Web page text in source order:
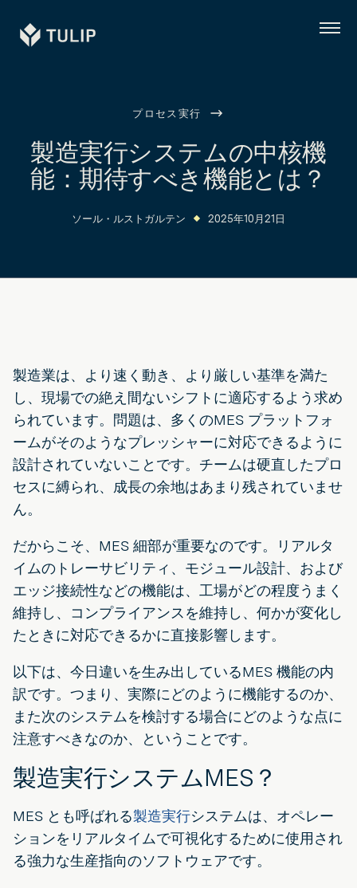
Tulip
メ
プロセス実行
製造実行システムの中核機
能：期待すべき機能とは？
ソール・ルストガルテン 2025年10月21日
製造業は、より速く動き、より厳しい基準を満た
し、現場での絶え間ないシフトに適応するよう求め
られています。問題は、多くのMES プラットフォ
ームがそのようなプレッシャーに対応できるように
設計されていないことです。チームは硬直したプロ
セスに縛られ、成長の余地はあまり残されていませ
ん。
だからこそ、MES 細部が重要なのです。リアルタ
イムのトレーサビリティ、モジュール設計、および
エッジ接続性などの機能は、工場がどの程度うまく
維持し、コンプライアンスを維持し、何かが変化し
たときに対応できるかに直接影響します。
以下は、今日違いを生み出しているMES 機能の内
訳です。つまり、実際にどのように機能するのか、
また次のシステムを検討する場合にどのような点に
注意すべきなのか、ということです。
製造実行システムMES？
MES とも呼ばれる製造実行システムは、オペレー
ションをリアルタイムで可視化するために使用され
る強力な生産指向のソフトウェアです。